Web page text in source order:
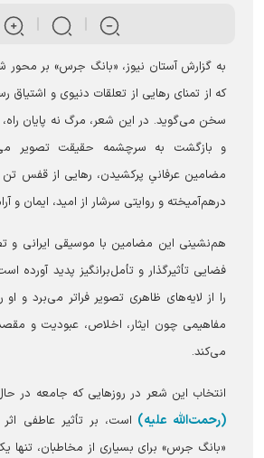
به گزارش آستان نیوز، «بانگ جرس» بر
که از تمنای رهایی از تعلقات دنیوی و
سخن می‌گوید. در این شعر، مرگ نه پایان راه،
و بازگشت به سرچشمه حقیقت تصویر
مضامین عرفانیِ پرکشیدن، رهایی از قفس
درهم‌آمیخته و روایتی سرشار از امید، ایمان و
هم‌نشینی این مضامین با موسیقی ایرانی و
فضایی تأثیرگذار و تأمل‌برانگیز پدید
را از لایه‌های ظاهری تصویر فراتر می‌برد و او
مفاهیمی چون ایثار، اخلاص، عبودیت و
می‌کند.
انتخاب این شعر در روزهایی که جامعه در
(رحمت‌الله علیه) است، بر تأثیر عاطفی
«بانگ جرس» برای بسیاری از مخاطبان، تنها